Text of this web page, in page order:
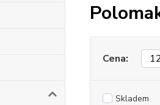
Cena:
Skladem